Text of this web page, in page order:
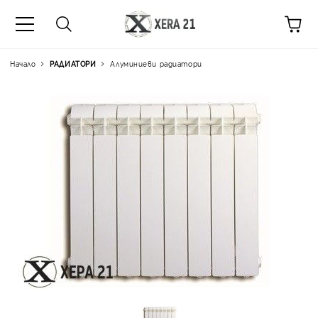
Начало РАДИАТОРИ Алуминиеви радиатори
Цена на продукта: